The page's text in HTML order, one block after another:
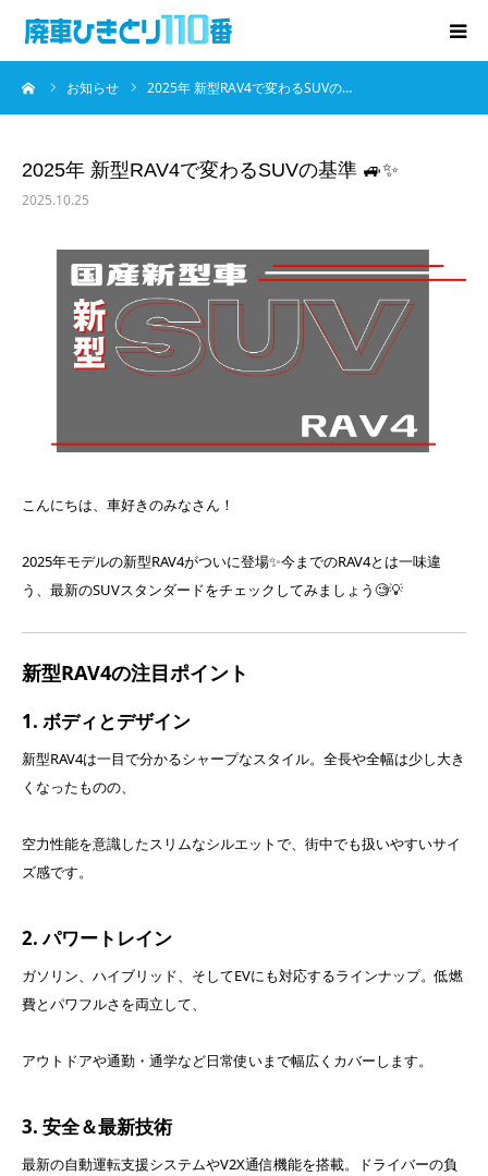
お知らせ 2025年 新型RAV4で変わるSUVの…
2025年 新型RAV4で変わるSUVの基準 🚙✨
2025.10.25
こんにちは、車好きのみなさん！
2025年モデルの新型RAV4がついに登場✨今までのRAV4とは一味違
う、最新のSUVスタンダードをチェックしてみましょう🧐💡
新型RAV4の注目ポイント
1. ボディとデザイン
新型RAV4は一目で分かるシャープなスタイル。全長や全幅は少し大き
くなったものの、
空力性能を意識したスリムなシルエットで、街中でも扱いやすいサイ
ズ感です。
2. パワートレイン
ガソリン、ハイブリッド、そしてEVにも対応するラインナップ。低燃
費とパワフルさを両立して、
アウトドアや通勤・通学など日常使いまで幅広くカバーします。
3. 安全＆最新技術
最新の自動運転支援システムやV2X通信機能を搭載。ドライバーの負
廃車･事故車の買取
プレゼントキャンペーン
お役立ち情報
お知らせ